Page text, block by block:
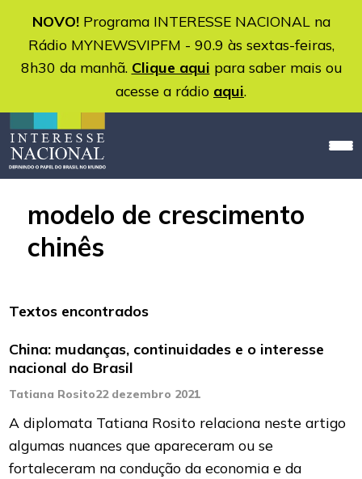
NOVO!Programa INTERESSE NACIONAL na
Rádio MYNEWSVIPFM - 90.9 às sextas-feiras,
8h30 da manhã. Clique aqui para saber mais ou
acesse a rádio aqui.
modelo de crescimento
chinês
Textos encontrados
China: mudanças, continuidades e o interesse
nacional do Brasil
Tatiana Rosito22 dezembro 2021
A diplomata Tatiana Rosito relaciona neste artigo
algumas nuances que apareceram ou se
fortaleceram na condução da economia e da